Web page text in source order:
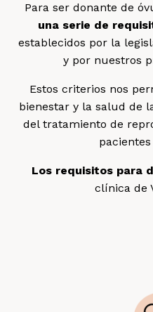
Para ser donante de
una serie de
establecidos por la
y por nuestros
Estos criterios nos
bienestar y la salud de
del tratamiento de
Los requisitos para
clínica de